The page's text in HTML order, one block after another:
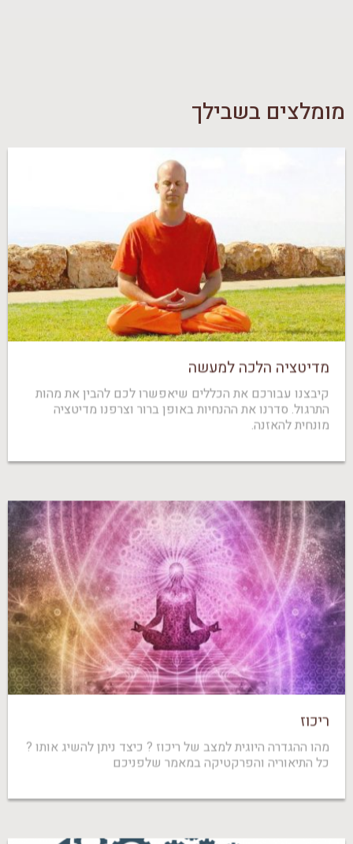
מומלצים בשבילך
מדיטציה הלכה למעשה
קיבצנו עבורכם את הכללים שיאפשרו לכם להבין את מהות
התרגול. סדרנו את ההנחיות באופן ברור וצרפנו מדיטציה
מונחית להאזנה.
ריכוז
מהו ההגדרה היוגית למצב של ריכוז ? כיצד ניתן להשיג אותו ?
כל התיאוריה והפרקטיקה במאמר שלפניכם